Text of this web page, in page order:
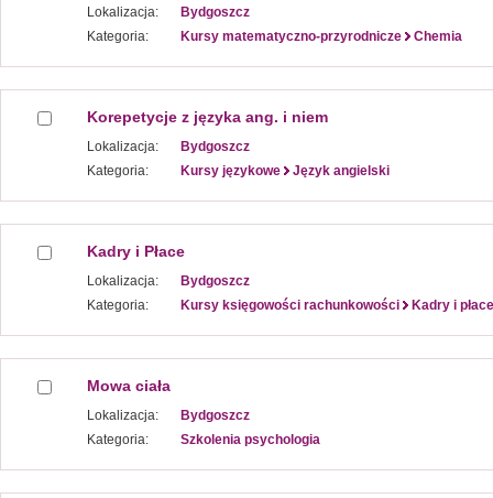
Lokalizacja:
Bydgoszcz
Kategoria:
Kursy matematyczno-przyrodnicze Chemia
Korepetycje z języka ang. i niem
Lokalizacja:
Bydgoszcz
Kategoria:
Kursy językowe Język angielski
Kadry i Płace
Lokalizacja:
Bydgoszcz
Kategoria:
Kursy księgowości rachunkowości Kadry i płace
Mowa ciała
Lokalizacja:
Bydgoszcz
Kategoria:
Szkolenia psychologia